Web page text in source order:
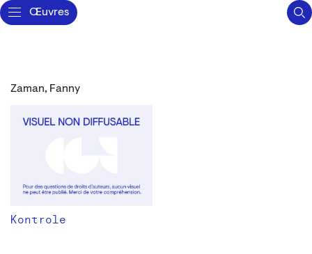
Œuvres
Zaman, Fanny
Kontrole